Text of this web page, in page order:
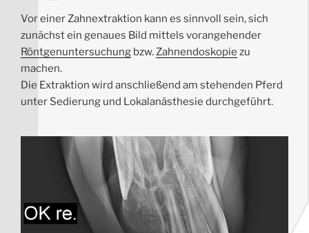
Vor einer Zahnextraktion kann es sinnvoll sein, sich
zunächst ein genaues Bild mittels vorangehender
Röntgenuntersuchung bzw.Zahnendoskopie zu
machen.
Die Extraktion wird anschließend am stehenden Pferd
unter Sedierung und Lokalanästhesie durchgeführt.